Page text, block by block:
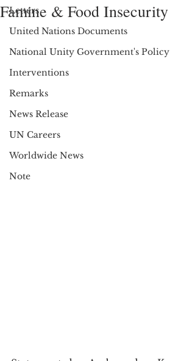
Letters
United Nations Documents
National Unity Government's Policy
Interventions
Remarks
News Release
UN Careers
Worldwide News
Note
Famine & Food Insecurity